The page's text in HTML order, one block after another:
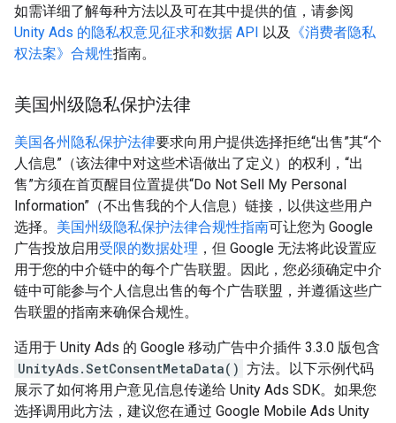
如需详细了解每种方法以及可在其中提供的值，请参阅
Unity Ads 的隐私权意见征求和数据 API 以及
《消费者隐私
权法案》合规性指南。
美国州级隐私保护法律
美国各州隐私保护法律要求向用户提供选择拒绝“出售”其“个
人信息”（该法律中对这些术语做出了定义）的权利，“出
售”方须在首页醒目位置提供“Do Not Sell My Personal
Information”（不出售我的个人信息）链接，以供这些用户
选择。 美国州级隐私保护法律合规性指南可让您为 Google
广告投放启用 受限的数据处理 ，但 Google 无法将此设置应
用于您的中介链中的每个广告联盟。因此，您必须确定中介
链中可能参与个人信息出售的每个广告联盟，并遵循这些广
告联盟的指南来确保合规性。
适用于 Unity Ads 的 Google 移动广告中介插件 3.3.0 版包含
UnityAds.SetConsentMetaData() 方法。以下示例代码
展示了如何将用户意见信息传递给 Unity Ads SDK。如果您
选择调用此方法，建议您在通过 Google Mobile Ads Unity